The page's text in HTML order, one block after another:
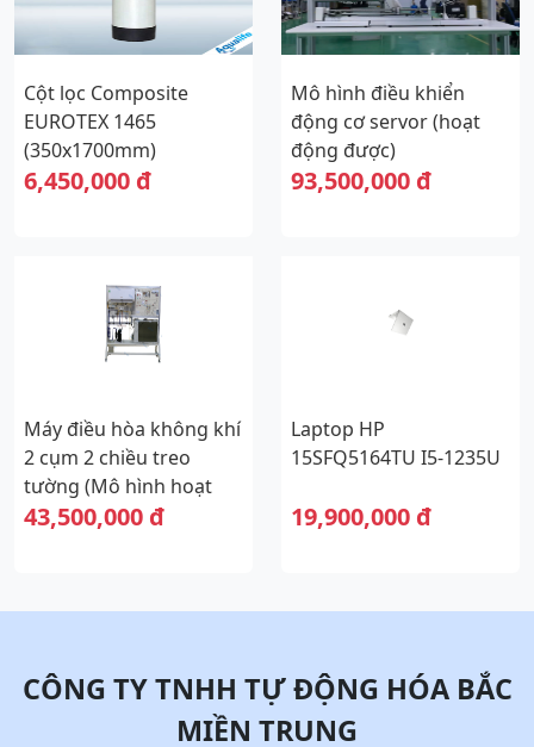
Cột lọc Composite
EUROTEX 1465
(350x1700mm)
6,450,000 đ
Mô hình điều khiển
động cơ servor (hoạt
động được)
93,500,000 đ
Máy điều hòa không khí
2 cụm 2 chiều treo
tường (Mô hình hoạt
động được)
43,500,000 đ
Laptop HP
15SFQ5164TU I5-1235U
19,900,000 đ
CÔNG TY TNHH TỰ ĐỘNG HÓA BẮC
MIỀN TRUNG